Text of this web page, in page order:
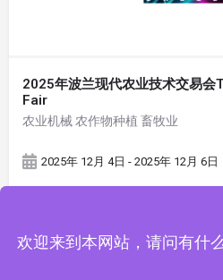
2025年波兰现代农业技术交易
Fair
农业机械 农作物种植 畜牧业
2025年 12月 4日 - 2025年 12月 6日
欢迎来到本网站，请问有什